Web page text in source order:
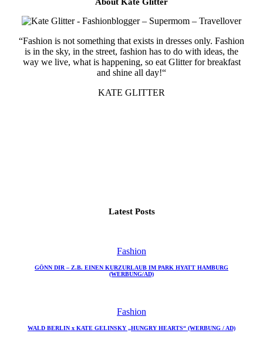
“Fashion is not something that exists in dresses only. Fashion
is in the sky, in the street, fashion has to do with ideas, the
way we live, what is happening, so eat Glitter for breakfast
and shine all day!“
KATE GLITTER
Latest Posts
Fashion
GÖNN DIR – Z.B. EINEN KURZURLAUB IM PARK HYATT HAMBURG
(WERBUNG/AD)
Fashion
WALD BERLIN x KATE GELINSKY „HUNGRY HEARTS“ (WERBUNG / AD)